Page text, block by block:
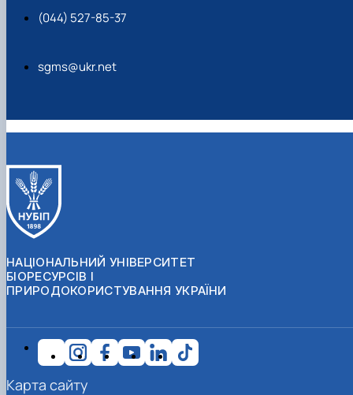
(044) 527-85-37
sgms@ukr.net
НАЦІОНАЛЬНИЙ УНІВЕРСИТЕТ
БІОРЕСУРСІВ І
ПРИРОДОКОРИСТУВАННЯ УКРАЇНИ
Карта сайту